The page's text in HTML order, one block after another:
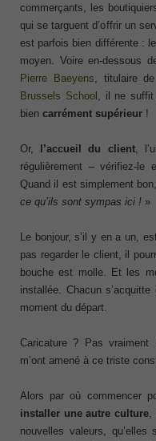
commerçants, les
qui se targuent d’offrir un
est parfois bien différente :
moyen. Voire en-dessous
Pierre Baeyens , titulaire
Brussels School , il ne
bien carrément supérieur !
Or, l’accueil du client,
régulièrement – vérifiez-
Quand il est simplement
ce qu’ils sont sympas ici ! »
Le bonjour, s’il y en a un,
pas regarder le client, il
bouche est molle. Et les
installée. Chacun
moment du départ.
Caricature ? Pas
m’ont amené à ce triste
Alors par où commencer
installer une autre culture
nouvelles valeurs,